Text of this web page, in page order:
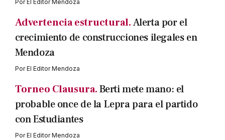
PorEl Editor Mendoza
Advertencia estructural.Alerta por el
crecimiento de construcciones ilegales en
Mendoza
PorEl Editor Mendoza
Torneo Clausura.Berti mete mano: el
probable once de la Lepra para el partido
con Estudiantes
PorEl Editor Mendoza